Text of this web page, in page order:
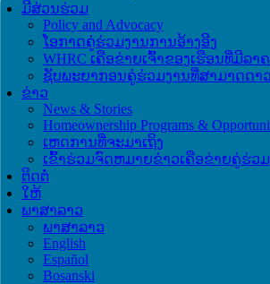
ມີສ່ວນຮ່ວມ
Policy and Advocacy
ໂອກາດຄູ່ຮ່ວມງານການອ້າງອີງ
WHRC ເຄືອຂ່າຍເຈົ້າຂອງເຮືອນທີ່ມີລາ
ຊັບພະຍາກອນຄູ່ຮ່ວມງານທີ່ສາມາດດາ
ຂ່າວ
News & Stories
Homeownership Programs &
ເຫດການທີ່ຈະມາເຖິງ
ເຂົ້າຮ່ວມຈົດຫມາຍຂ່າວເຄືອຂ່າຍຄູ່ຮ່ວ
ຕິດຕໍ່
ໃຫ້
ພາສາລາວ
ພາສາລາວ
English
Español
Bosanski